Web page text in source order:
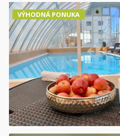
VÝHODNÁ PONUKA